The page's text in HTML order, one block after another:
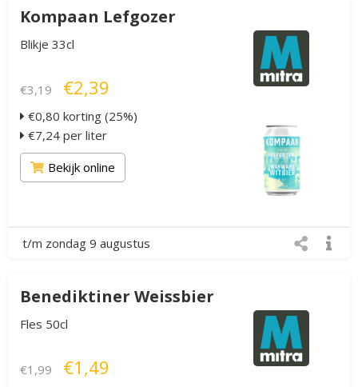
Kompaan Lefgozer
Blikje 33cl
€3,19 €2,39
€0,80 korting (25%)
€7,24 per liter
Bekijk online
t/m zondag 9 augustus
Benediktiner Weissbier
Fles 50cl
€1,99 €1,49